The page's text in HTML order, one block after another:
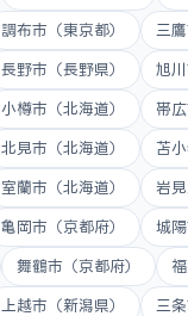
調布市（東京都） 三
長野市（長野県） 旭川
小樽市（北海道） 帯広
北見市（北海道） 苫小
室蘭市（北海道） 岩見
亀岡市（京都府） 城陽
舞鶴市（京都府）
上越市（新潟県） 三